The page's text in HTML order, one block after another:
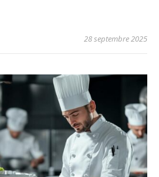
28 septembre 2025